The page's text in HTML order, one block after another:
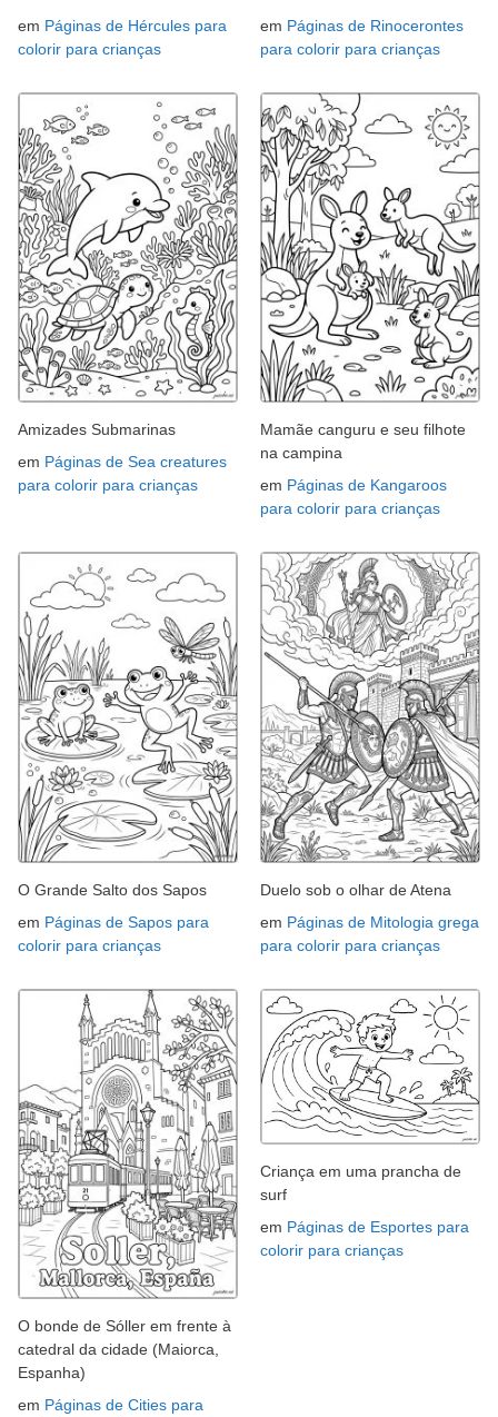
em Páginas de Hércules para
colorir para crianças
em Páginas de Rinocerontes
para colorir para crianças
Amizades Submarinas
em Páginas de Sea creatures
para colorir para crianças
Mamãe canguru e seu filhote
na campina
em Páginas de Kangaroos
para colorir para crianças
O Grande Salto dos Sapos
em Páginas de Sapos para
colorir para crianças
Duelo sob o olhar de Atena
em Páginas de Mitologia grega
para colorir para crianças
O bonde de Sóller em frente à
catedral da cidade (Maiorca,
Espanha)
em Páginas de Cities para
Criança em uma prancha de
surf
em Páginas de Esportes para
colorir para crianças